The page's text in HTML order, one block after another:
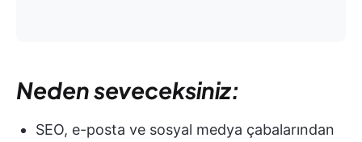
Neden seveceksiniz:
SEO, e-posta ve sosyal medya çabalarından